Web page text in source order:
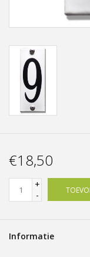
gesneden
Portfolio
kleuren en lettertypes
€18,50
+
-
Informatie